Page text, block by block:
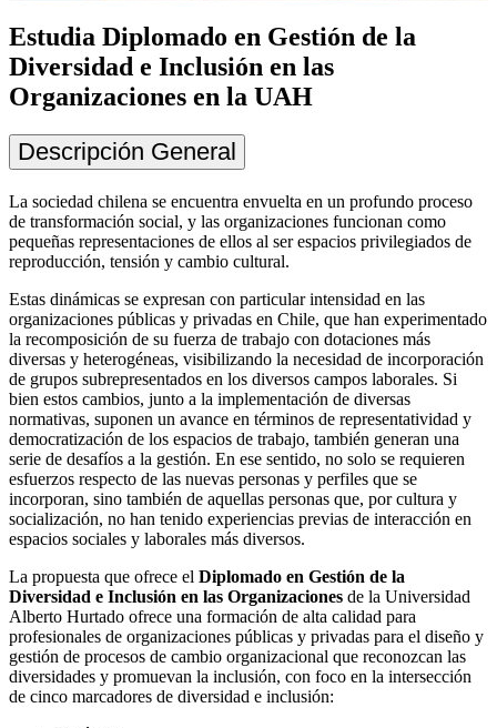
Estudia Diplomado en Gestión de la
Diversidad e Inclusión en las
Organizaciones en la UAH
Descripción General
La sociedad chilena se encuentra envuelta en un profundo proceso
de transformación social, y las organizaciones funcionan como
pequeñas representaciones de ellos al ser espacios privilegiados de
reproducción, tensión y cambio cultural.
Estas dinámicas se expresan con particular intensidad en las
organizaciones públicas y privadas en Chile, que han experimentado
la recomposición de su fuerza de trabajo con dotaciones más
diversas y heterogéneas, visibilizando la necesidad de incorporación
de grupos subrepresentados en los diversos campos laborales. Si
bien estos cambios, junto a la implementación de diversas
normativas, suponen un avance en términos de representatividad y
democratización de los espacios de trabajo, también generan una
serie de desafíos a la gestión. En ese sentido, no solo se requieren
esfuerzos respecto de las nuevas personas y perfiles que se
incorporan, sino también de aquellas personas que, por cultura y
socialización, no han tenido experiencias previas de interacción en
espacios sociales y laborales más diversos.
La propuesta que ofrece el Diplomado en Gestión de la
Diversidad e Inclusión en las Organizaciones de la Universidad
Alberto Hurtado ofrece una formación de alta calidad para
profesionales de organizaciones públicas y privadas para el diseño y
gestión de procesos de cambio organizacional que reconozcan las
diversidades y promuevan la inclusión, con foco en la intersección
de cinco marcadores de diversidad e inclusión: